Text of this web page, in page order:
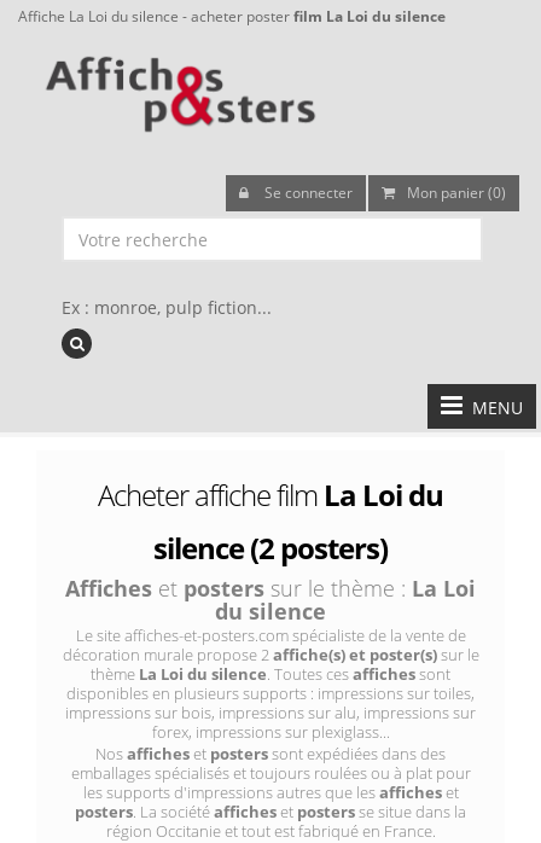
Affiche La Loi du silence - acheter posterfilm La Loi du silence
Se connecter Mon panier (0)
Ex : monroe, pulp fiction...
MENU
Acheter affiche film La Loi du
silence (2 posters)
Affiches et posters sur le thème : La Loi
du silence
Le site affiches-et-posters.com spécialiste de la vente de
décoration murale propose 2affiche(s) et poster(s)sur le
thème La Loi du silence. Toutes cesaffichessont
disponibles en plusieurs supports : impressions sur toiles,
impressions sur bois, impressions sur alu, impressions sur
forex, impressions sur plexiglass...
Nosafficheset posterssont expédiées dans des
emballages spécialisés et toujours roulées ou à plat pour
les supports d'impressions autres que lesafficheset
posters. La sociétéafficheset postersse situe dans la
région Occitanie et tout est fabriqué en France.